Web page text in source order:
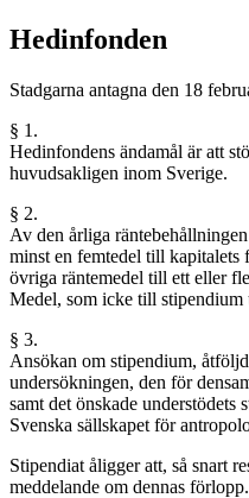
Hedinfonden
Stadgarna antagna den 18
§ 1.
Hedinfondens ändamål är att
huvudsakligen inom Sverige.
§ 2.
Av den årliga
minst en femtedel till kapitalets
övriga räntemedel till ett eller
Medel, som icke till stipendium
§ 3.
Ansökan om stipendium,
undersökningen, den för
samt det önskade
Svenska sällskapet för
Stipendiat åligger att, så snart
meddelande om dennas förlopp.